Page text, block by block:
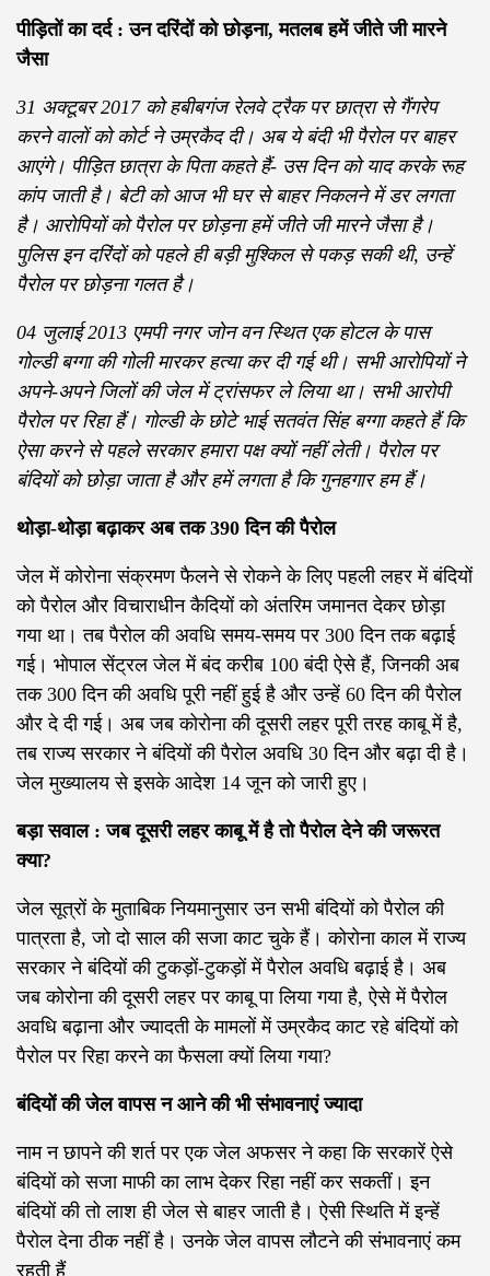
पीड़ितों का दर्द : उन दरिंदों को छोड़ना, मतलब हमें जीते जी मारने
जैसा
31 अक्टूबर 2017 को हबीबगंज रेलवे ट्रैक पर छात्रा से गैंगरेप
करने वालों को कोर्ट ने उम्रकैद दी। अब ये बंदी भी पैरोल पर बाहर
आएंगे। पीड़ित छात्रा के पिता कहते हैं- उस दिन को याद करके रूह
कांप जाती है। बेटी को आज भी घर से बाहर निकलने में डर लगता
है। आरोपियों को पैरोल पर छोड़ना हमें जीते जी मारने जैसा है।
पुलिस इन दरिंदों को पहले ही बड़ी मुश्किल से पकड़ सकी थी, उन्हें
पैरोल पर छोड़ना गलत है।
04 जुलाई 2013 एमपी नगर जोन वन स्थित एक होटल के पास
गोल्डी बग्गा की गोली मारकर हत्या कर दी गई थी। सभी आरोपियों ने
अपने-अपने जिलों की जेल में ट्रांसफर ले लिया था। सभी आरोपी
पैरोल पर रिहा हैं। गोल्डी के छोटे भाई सतवंत सिंह बग्गा कहते हैं कि
ऐसा करने से पहले सरकार हमारा पक्ष क्यों नहीं लेती। पैरोल पर
बंदियों को छोड़ा जाता है और हमें लगता है कि गुनहगार हम हैं।
थोड़ा-थोड़ा बढ़ाकर अब तक 390 दिन की पैरोल
जेल में कोरोना संक्रमण फैलने से रोकने के लिए पहली लहर में बंदियों
को पैरोल और विचाराधीन कैदियों को अंतरिम जमानत देकर छोड़ा
गया था। तब पैरोल की अवधि समय-समय पर 300 दिन तक बढ़ाई
गई। भोपाल सेंट्रल जेल में बंद करीब 100 बंदी ऐसे हैं, जिनकी अब
तक 300 दिन की अवधि पूरी नहीं हुई है और उन्हें 60 दिन की पैरोल
और दे दी गई। अब जब कोरोना की दूसरी लहर पूरी तरह काबू में है,
तब राज्य सरकार ने बंदियों की पैरोल अवधि 30 दिन और बढ़ा दी है।
जेल मुख्यालय से इसके आदेश 14 जून को जारी हुए।
बड़ा सवाल : जब दूसरी लहर काबू में है तो पैरोल देने की जरूरत
क्या?
जेल सूत्रों के मुताबिक नियमानुसार उन सभी बंदियों को पैरोल की
पात्रता है, जो दो साल की सजा काट चुके हैं। कोरोना काल में राज्य
सरकार ने बंदियों की टुकड़ों-टुकड़ों में पैरोल अवधि बढ़ाई है। अब
जब कोरोना की दूसरी लहर पर काबू पा लिया गया है, ऐसे में पैरोल
अवधि बढ़ाना और ज्यादती के मामलों में उम्रकैद काट रहे बंदियों को
पैरोल पर रिहा करने का फैसला क्यों लिया गया?
बंदियों की जेल वापस न आने की भी संभावनाएं ज्यादा
नाम न छापने की शर्त पर एक जेल अफसर ने कहा कि सरकारें ऐसे
बंदियों को सजा माफी का लाभ देकर रिहा नहीं कर सकतीं। इन
बंदियों की तो लाश ही जेल से बाहर जाती है। ऐसी स्थिति में इन्हें
पैरोल देना ठीक नहीं है। उनके जेल वापस लौटने की संभावनाएं कम
रहती हैं